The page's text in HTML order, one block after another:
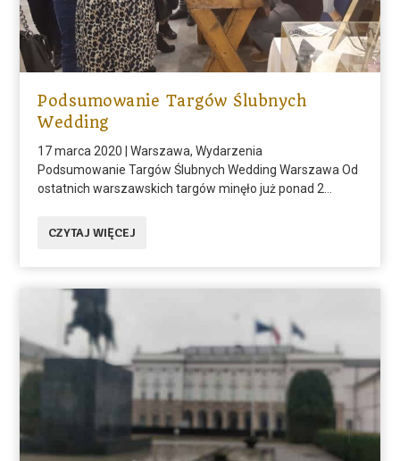
Podsumowanie Targów Ślubnych
Wedding
17 marca 2020 |Warszawa,Wydarzenia
Podsumowanie Targów Ślubnych Wedding Warszawa Od
ostatnich warszawskich targów minęło już ponad 2...
CZYTAJ WIĘCEJ